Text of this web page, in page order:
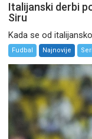
Italijanski derbi
Siru
Kada se od
Fudbal Najnovije